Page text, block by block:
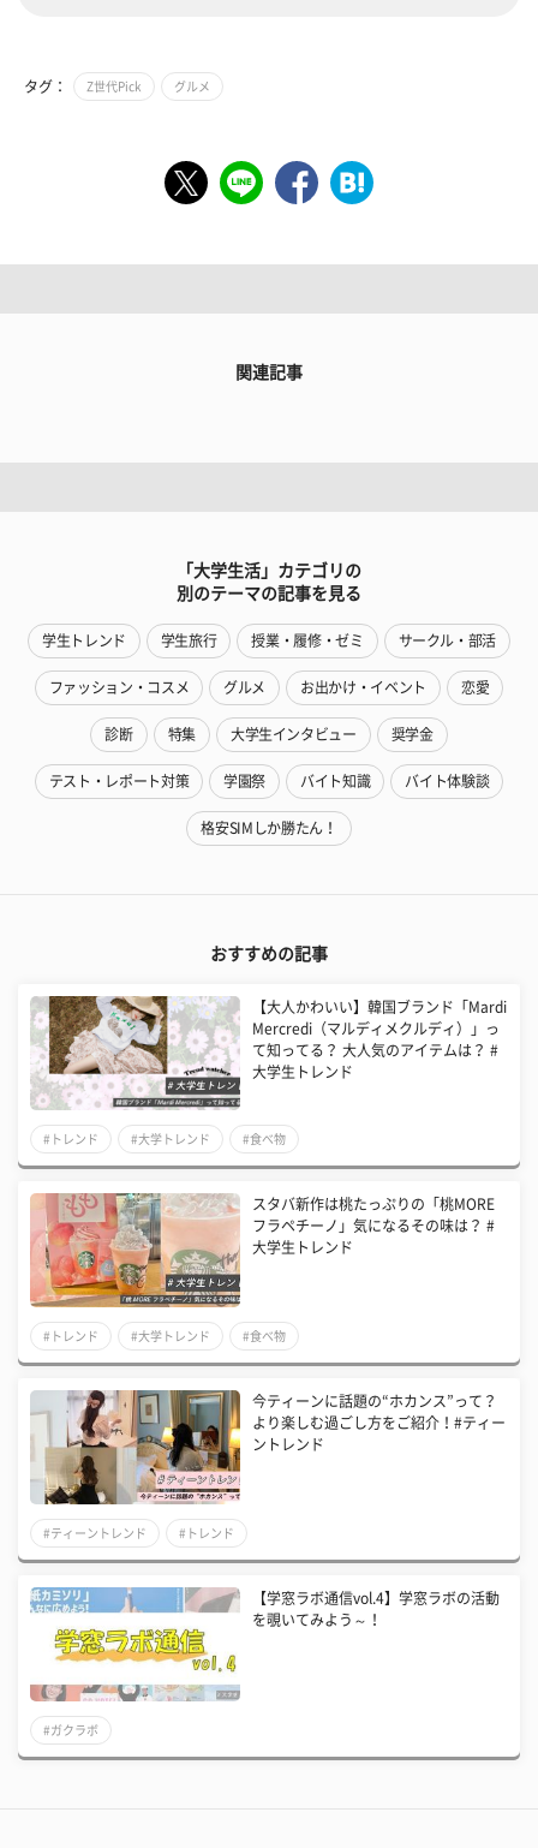
タグ： Z世代Pick グルメ
関連記事
「大学生活」カテゴリの
別のテーマの記事を見る
学生トレンド 学生旅行 授業・履修・ゼミ サークル・部活
ファッション・コスメ グルメ お出かけ・イベント 恋愛
診断 特集 大学生インタビュー 奨学金
テスト・レポート対策 学園祭 バイト知識 バイト体験談
格安SIMしか勝たん！
おすすめの記事
【大人かわいい】韓国ブランド「Mardi
Mercredi（マルディメクルディ）」っ
て知ってる？ 大人気のアイテムは？ #
大学生トレンド
#トレンド #大学トレンド #食べ物
スタバ新作は桃たっぷりの「桃MORE
フラペチーノ」気になるその味は？ #
大学生トレンド
#トレンド #大学トレンド #食べ物
今ティーンに話題の“ホカンス”って？
より楽しむ過ごし方をご紹介！#ティー
ントレンド
#ティーントレンド #トレンド
【学窓ラボ通信vol.4】学窓ラボの活動
を覗いてみよう～！
#ガクラボ